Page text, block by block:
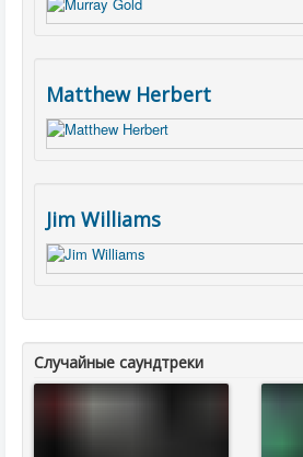
Matthew Herbert
Jim Williams
Случайные саундтреки